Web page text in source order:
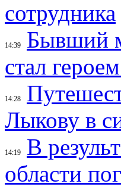
сотрудника
14:39
Бывший
стал
14:28
Лыкову в
14:19
В
области